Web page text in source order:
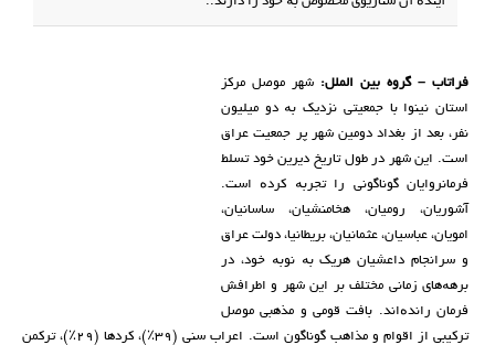
فراتاب – گروه بین الملل: شهر موصل مرکز
استان نینوا با جمعیتی نزدیک بە دو میلیون
نفر، بعد از بغداد دومین شهر پر جمعیت عراق
است. این شهر در طول تاریخ دیرین خود تسلط
فرمانروایان گوناگونی را تجربە کردە است.
آشوریان، رومیان، هخامنشیان، ساسانیان،
امویان، عباسیان، عثمانیان، بریطانیا، دولت عراق
و سرانجام داعشیان هریک بە نوبە خود، در
برهەهای زمانی مختلف بر این شهر و اطرافش
فرمان راندەاند. بافت قومی و مذهبی موصل
ترکیبی از اقوام و مذاهب گوناگون است. اعراب سنی (٣٩٪)، کردها (٢٩٪)، ترکمن